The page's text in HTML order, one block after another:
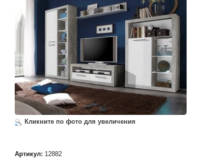
Кликните по фото для увеличения
Артикул: 12882